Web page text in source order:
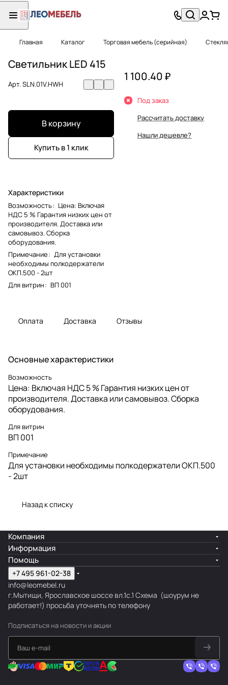
Главная Каталог Торговая мебель (серийная)
Светильник LED 415
Арт.SLN.01V.HWH
В корзину
Купить в 1 клик
Характеристики
Возможность: Цена: Включая
НДС 5 % Гарантия низких цен от
производителя. Доставка или
самовывоз. Сборка
оборудования.
Примечание: Для установки
необходимы полкодержатели
ОКП.500 - 2шт
Для витрин: ВП 001
1 100.40 ₽
Под заказ
Рассчитать доставку
Нашли дешевле?
Оплата Доставка Отзывы
Основные характеристики
Возможность
Цена: Включая НДС 5 % Гарантия низких цен от
производителя. Доставка или самовывоз. Сборка
оборудования.
Для витрин
ВП 001
Примечание
Для установки необходимы полкодержатели ОКП.500
- 2шт
Назад к списку
Компания
Информация
Помощь
+7 495 961-02-38
info@leomebel.ru
г.Мытищи, Ярославское шоссе вл.1с.1 Схема (шоурум не
работает!) просьба уточнять по телефону
Подписаться на новости и акции